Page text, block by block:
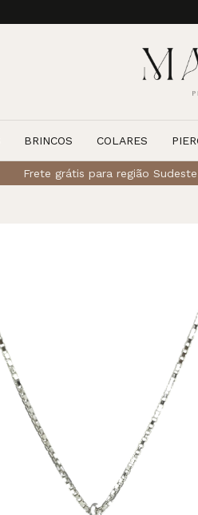
Frete grátis para região
BRINCOS COLARES